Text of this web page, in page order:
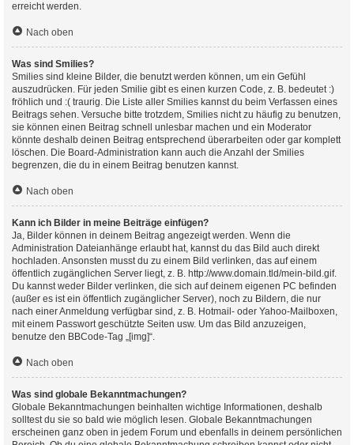
erreicht werden.
Nach oben
Was sind Smilies?
Smilies sind kleine Bilder, die benutzt werden können, um ein Gefühl
auszudrücken. Für jeden Smilie gibt es einen kurzen Code, z. B. bedeutet :)
fröhlich und :( traurig. Die Liste aller Smilies kannst du beim Verfassen eines
Beitrags sehen. Versuche bitte trotzdem, Smilies nicht zu häufig zu benutzen,
sie können einen Beitrag schnell unlesbar machen und ein Moderator
könnte deshalb deinen Beitrag entsprechend überarbeiten oder gar komplett
löschen. Die Board-Administration kann auch die Anzahl der Smilies
begrenzen, die du in einem Beitrag benutzen kannst.
Nach oben
Kann ich Bilder in meine Beiträge einfügen?
Ja, Bilder können in deinem Beitrag angezeigt werden. Wenn die
Administration Dateianhänge erlaubt hat, kannst du das Bild auch direkt
hochladen. Ansonsten musst du zu einem Bild verlinken, das auf einem
öffentlich zugänglichen Server liegt, z. B. http://www.domain.tld/mein-bild.gif.
Du kannst weder Bilder verlinken, die sich auf deinem eigenen PC befinden
(außer es ist ein öffentlich zugänglicher Server), noch zu Bildern, die nur
nach einer Anmeldung verfügbar sind, z. B. Hotmail- oder Yahoo-Mailboxen,
mit einem Passwort geschützte Seiten usw. Um das Bild anzuzeigen,
benutze den BBCode-Tag „[img]“.
Nach oben
Was sind globale Bekanntmachungen?
Globale Bekanntmachungen beinhalten wichtige Informationen, deshalb
solltest du sie so bald wie möglich lesen. Globale Bekanntmachungen
erscheinen ganz oben in jedem Forum und ebenfalls in deinem persönlichen